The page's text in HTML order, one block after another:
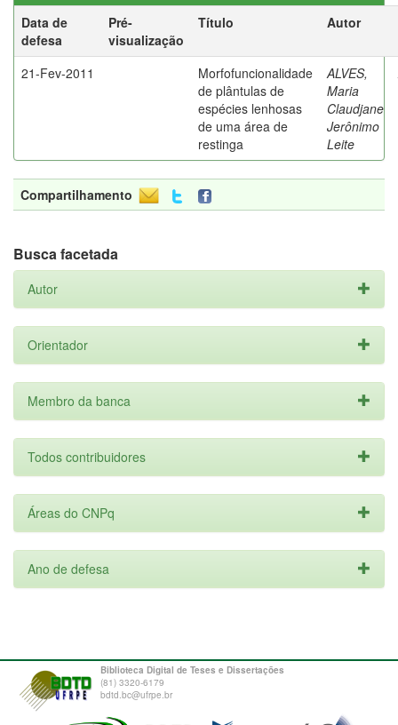
Data de
defesa
Pré-
visualização
Título Autor
21-Fev-2011
Morfofuncionalidade
de plântulas de
espécies lenhosas
de uma área de
restinga
ALVES,
Maria
Claudjane
Jerônimo
Leite
Compartilhamento
Busca facetada
Autor
Orientador
Membro da banca
Todos contribuidores
Áreas do CNPq
Ano de defesa
Biblioteca Digital de Teses e Dissertações
(81) 3320-6179
bdtd.bc@ufrpe.br